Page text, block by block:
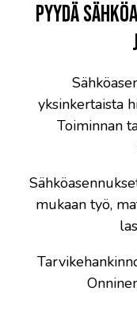
Pyydä
yksinkertaista
Toiminnan
mukaan työ,